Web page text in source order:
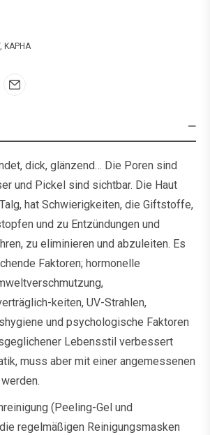
, KAPHA
dick, glänzend… Die Poren sind
und Pickel sind sichtbar. Die Haut
hat Schwierigkeiten, die Giftstoffe,
und zu Entzündungen und
zu eliminieren und abzuleiten. Es
Faktoren; hormonelle
keiten, UV-Strahlen,
und psychologische Faktoren
Lebensstil verbessert
muss aber mit einer angemessenen
(Peeling-Gel und
regelmäßigen Reinigungsmasken